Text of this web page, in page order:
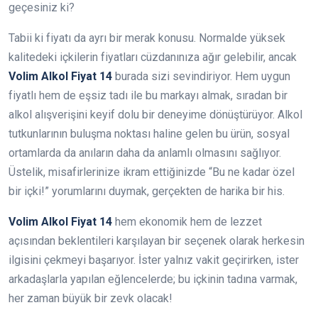
geçesiniz ki?
Tabii ki fiyatı da ayrı bir merak konusu. Normalde yüksek
kalitedeki içkilerin fiyatları cüzdanınıza ağır gelebilir, ancak
Volim Alkol Fiyat 14 burada sizi sevindiriyor. Hem uygun
fiyatlı hem de eşsiz tadı ile bu markayı almak, sıradan bir
alkol alışverişini keyif dolu bir deneyime dönüştürüyor. Alkol
tutkunlarının buluşma noktası haline gelen bu ürün, sosyal
ortamlarda da anıların daha da anlamlı olmasını sağlıyor.
Üstelik, misafirlerinize ikram ettiğinizde “Bu ne kadar özel
bir içki!” yorumlarını duymak, gerçekten de harika bir his.
Volim Alkol Fiyat 14 hem ekonomik hem de lezzet
açısından beklentileri karşılayan bir seçenek olarak herkesin
ilgisini çekmeyi başarıyor. İster yalnız vakit geçirirken, ister
arkadaşlarla yapılan eğlencelerde; bu içkinin tadına varmak,
her zaman büyük bir zevk olacak!